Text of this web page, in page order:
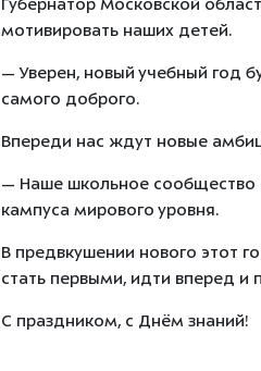
Губернатор Московской
мотивировать наших детей.
— Уверен, новый учебный год
самого доброго.
Впереди нас ждут новые
— Наше школьное сообщество
кампуса мирового уровня.
В предвкушении нового этот
стать первыми, идти вперед и
С праздником, с Днём знаний!